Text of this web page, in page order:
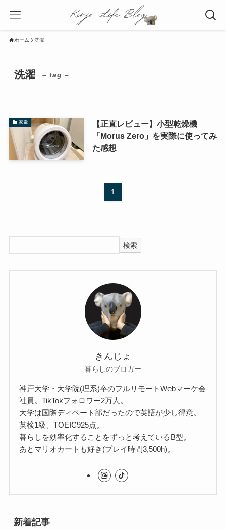
ホーム 洗濯
洗濯 – tag –
家電
【正直レビュー】小型乾燥機
「Morus Zero」を実際に使ってみ
た感想
1
検索
きんじょ
暮らしのブロガー
神戸大学・大学院(理系)卒のフルリモートWebマーケ会
社員。TikTokフォロワー2万人。
大学は国際ディベート部だったので英語が少し得意。
英検1級、TOEIC925点。
暮らしを効率化することをずっと考えているB型。
あとマリオカートも好き(プレイ時間3,500h)。
新着記事